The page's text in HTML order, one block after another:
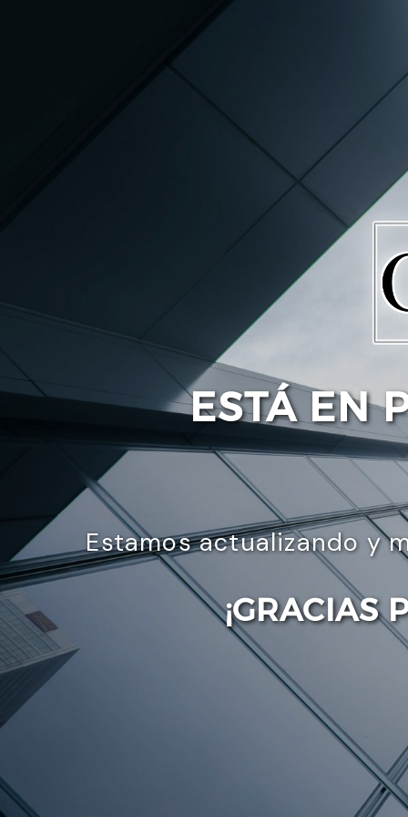
ESTÁ EN
Estamos actualizando y
¡GRACIAS